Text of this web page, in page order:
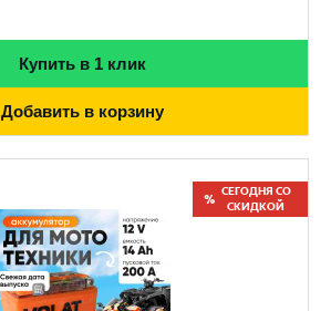
Купить в 1 клик
Добавить в корзину
СЕГОДНЯ СО
СКИДКОЙ